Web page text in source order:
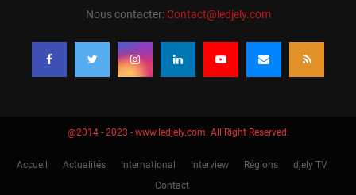
Nous contacter:Contact@ledjely.com
@2014 - 2023 - www.ledjely.com. All Right Reserved.
Accueil Actualités International Interview Régions
djely TV
Contact